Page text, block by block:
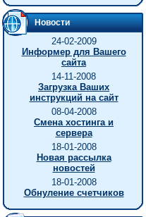
Новости
24-02-2009
Информер для Вашего
сайта
14-11-2008
Загрузка Ваших
инструкций на сайт
08-04-2008
Смена хостинга и
сервера
18-01-2008
Новая рассылка
новостей
18-01-2008
Обнуление счетчиков